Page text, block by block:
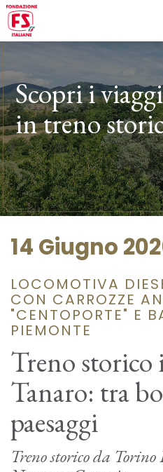
Scopri i viaggi
in treno
14 Giugno
LOCOMOTIVA
CON CARROZZE
"CENTOPORTE" E
PIEMONTE
Treno
Tanaro: tra
paesaggi
Treno storico da